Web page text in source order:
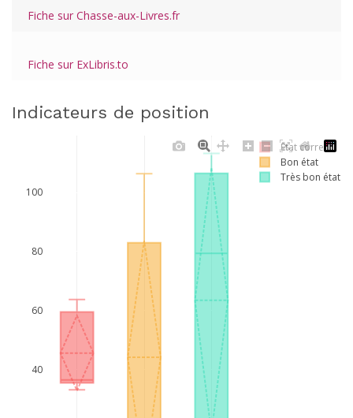
Fiche sur Chasse-aux-Livres.fr
Fiche sur ExLibris.to
Indicateurs de position
40
60
80
100
Etat correct
Bon état
Très bon état